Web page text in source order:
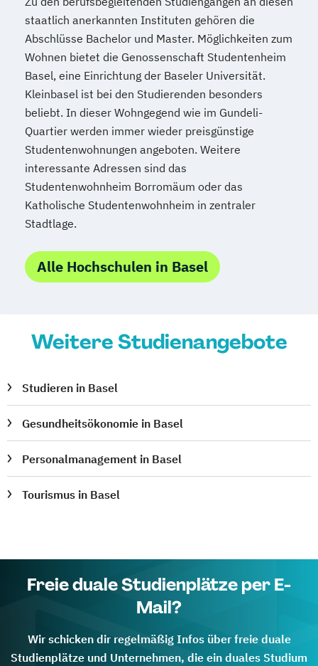
staatlich anerkannten Instituten gehören die
Abschlüsse Bachelor und Master. Möglichkeiten zum
Wohnen bietet die Genossenschaft Studentenheim
Basel, eine Einrichtung der Baseler Universität.
Kleinbasel ist bei den Studierenden besonders
beliebt. In dieser Wohngegend wie im Gundeli-
Quartier werden immer wieder preisgünstige
Studentenwohnungen angeboten. Weitere
interessante Adressen sind das
Studentenwohnheim Borromäum oder das
Katholische Studentenwohnheim in zentraler
Stadtlage.
Alle Hochschulen in Basel
Weitere Studienangebote
Studieren in Basel
Gesundheitsökonomie in Basel
Personalmanagement in Basel
Tourismus in Basel
Freie duale Studienplätze per E-
Mail?
Wir schicken dir regelmäßig Infos über freie duale
Studienplätze und Unternehmen, die ein duales Studium